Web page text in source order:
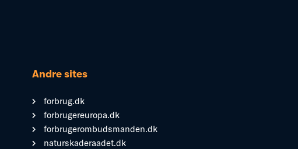
Andre sites
forbrug.dk
forbrugereuropa.dk
forbrugerombudsmanden.dk
naturskaderaadet.dk